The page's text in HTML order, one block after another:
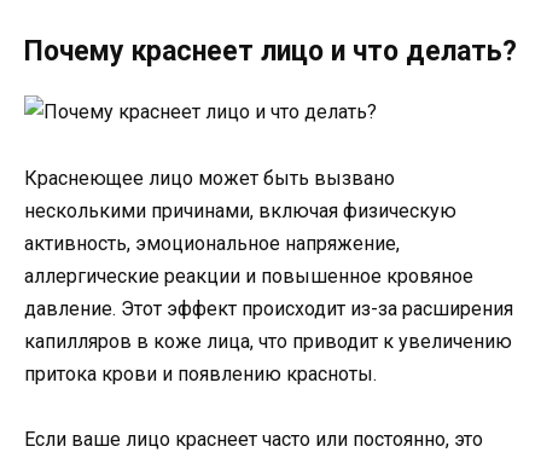
Почему краснеет лицо и что делать?
Краснеющее лицо может быть вызвано
несколькими причинами, включая физическую
активность, эмоциональное напряжение,
аллергические реакции и повышенное кровяное
давление. Этот эффект происходит из-за расширения
капилляров в коже лица, что приводит к увеличению
притока крови и появлению красноты.
Если ваше лицо краснеет часто или постоянно, это